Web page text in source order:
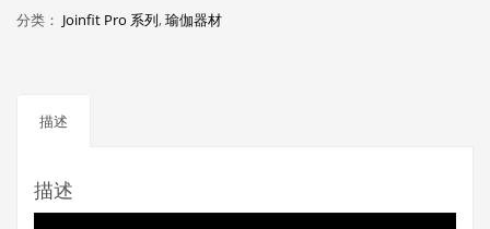
瑜
分类： Joinfit Pro 系列,瑜伽器材
描述
描述